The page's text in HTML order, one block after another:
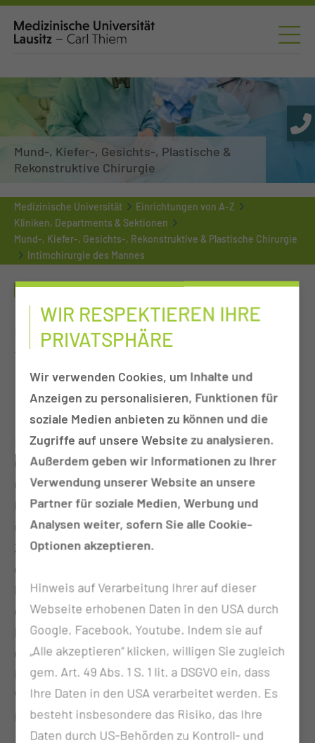
Mund-, Kiefer-, Gesichts-, Plastische &
Rekonstruktive Chirurgie
Medizinische Universität
Einrichtungen von A-Z
Kliniken, Departments & Sektionen
Mund-, Kiefer-, Gesichts-, Rekonstruktive & Plastische Chirurgie
Intimchirurgie des Mannes
INTIMCHIRURGIE DES MANNES
Die Intimchirurgie beim Mann umfasst vorwiegend
folgende Behandlungen:
Korrektur des vergrabenen Penis
Penisvergrößerung /-verdickung
Der vergrabene Penis ist oft mit einer Adipositas
und vermehrten Unterhautfettgewebe im Bauch-
und Schamhügelbereich vergesellschaftet. Hier
kommt je nach Ausprägungsgrad ein
mehrschrittiges Programm zur Anwendung.
Zunächst erfolgt eine Reduktion von Fettgewebe
durch Liposuction und ggf. Straffungsoperationen
im Bereich Unterbauch und Schamhügel. Dem kann
eine Penisverlängerung folgen durch
Durchtrennung der Haltebänder und Vorverlagerung
des Penis. Gelegentlich sind noch weitere
Korrekturen wie Zirkumzision (Entfernung der
Vorhaut), Hodensackstraffung sowie lokale
Hautlappenplastiken erforderlich.
WIR RESPEKTIEREN IHRE
PRIVATSPHÄRE
Wir verwenden Cookies, um Inhalte und
Anzeigen zu personalisieren, Funktionen für
soziale Medien anbieten zu können und die
Zugriffe auf unsere Website zu analysieren.
Außerdem geben wir Informationen zu Ihrer
Verwendung unserer Website an unsere
Partner für soziale Medien, Werbung und
Analysen weiter, sofern Sie alle Cookie-
Optionen akzeptieren.
Hinweis auf Verarbeitung Ihrer auf dieser
Webseite erhobenen Daten in den USA durch
Google, Facebook, Youtube. Indem sie auf
„Alle akzeptieren“ klicken, willigen Sie zugleich
gem. Art. 49 Abs. 1 S. 1 lit. a DSGVO ein, dass
Ihre Daten in den USA verarbeitet werden. Es
besteht insbesondere das Risiko, das Ihre
Daten durch US-Behörden zu Kontroll- und